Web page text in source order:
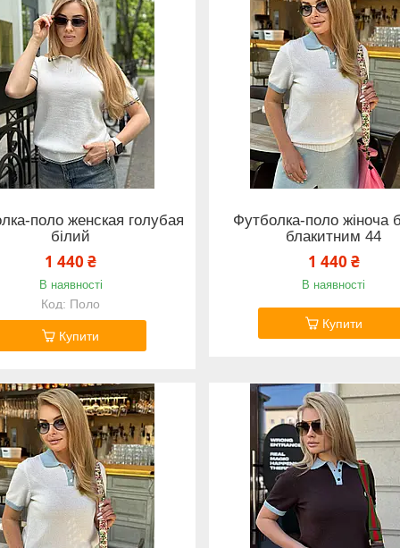
поло женская голубая
білий
1 440 ₴
В наявності
Поло
Купити
Футболка-поло жіноча
блакитним 44
1 440 ₴
В наявності
Купити